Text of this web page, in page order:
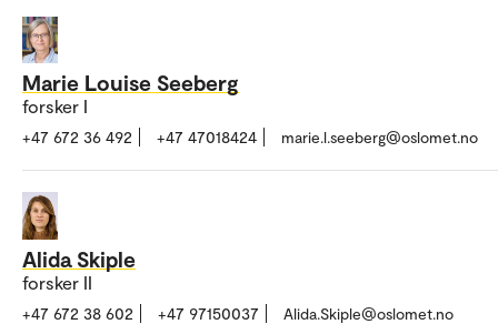
Marie Louise Seeberg
forsker I
+47 672 36 492 +47 47018424 marie.l.seeberg@oslomet.no
Alida Skiple
forsker II
+47 672 38 602 +47 97150037 Alida.Skiple@oslomet.no